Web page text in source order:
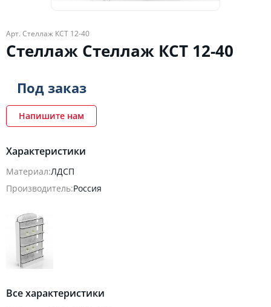
Арт. Стеллаж КСТ 12-40
Стеллаж Стеллаж КСТ 12-40
Характеристики
Материал:ЛДСП
Производитель:Россия
Под заказ
Напишите нам
Все характеристики